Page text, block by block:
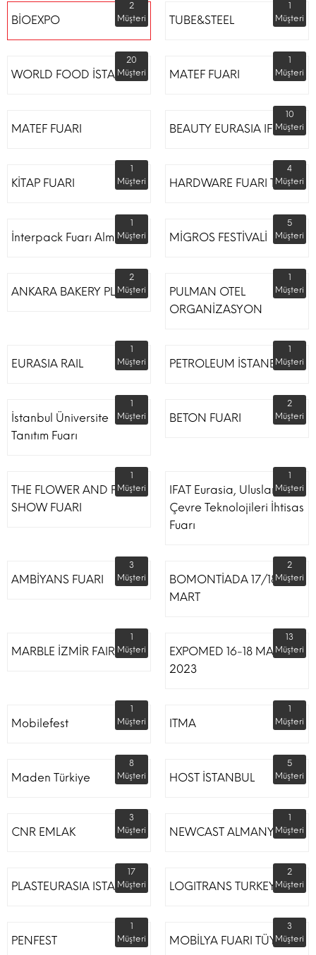
BİOEXPO
2
Müşteri
TUBE&STEEL
1
Müşteri
WORLD FOOD İSTANBUL
20
Müşteri
MATEF FUARI
1
Müşteri
MATEF FUARI BEAUTY EURASIA IFM
10
Müşteri
KİTAP FUARI
1
Müşteri
HARDWARE FUARI TÜYAP
4
Müşteri
İnterpack Fuarı Almanya
1
Müşteri
MİGROS FESTİVALİ
5
Müşteri
ANKARA BAKERY PLUS
2
Müşteri
PULMAN OTEL
ORGANİZASYON
1
Müşteri
EURASIA RAIL
1
Müşteri
PETROLEUM İSTANBUL
1
Müşteri
İstanbul Üniversite
Tanıtım Fuarı
1
Müşteri
BETON FUARI
2
Müşteri
THE FLOWER AND PLANT
SHOW FUARI
1
Müşteri
IFAT Eurasia, Uluslararası
Çevre Teknolojileri İhtisas
Fuarı
1
Müşteri
AMBİYANS FUARI
3
Müşteri
BOMONTİADA 17/18
MART
2
Müşteri
MARBLE İZMİR FAIR
1
Müşteri
EXPOMED 16-18 MART
2023
13
Müşteri
Mobilefest
1
Müşteri
ITMA
1
Müşteri
Maden Türkiye
8
Müşteri
HOST İSTANBUL
5
Müşteri
CNR EMLAK
3
Müşteri
NEWCAST ALMANYA
1
Müşteri
PLASTEURASIA ISTANBUL
17
Müşteri
LOGITRANS TURKEY
2
Müşteri
PENFEST
1
Müşteri
MOBİLYA FUARI TÜYAP
3
Müşteri